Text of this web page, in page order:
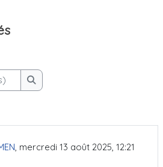
Recherche (forums)
mercredi 13 août 2025, 12:21